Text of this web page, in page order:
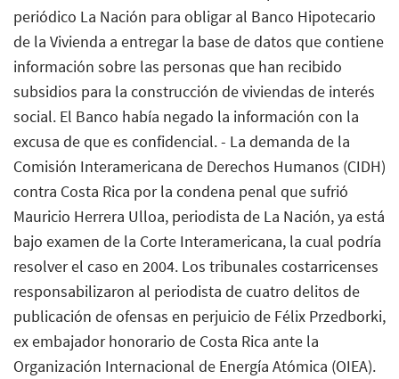
periódico La Nación para obligar al Banco Hipotecario
de la Vivienda a entregar la base de datos que contiene
información sobre las personas que han recibido
subsidios para la construcción de viviendas de interés
social. El Banco había negado la información con la
excusa de que es confidencial. - La demanda de la
Comisión Interamericana de Derechos Humanos (CIDH)
contra Costa Rica por la condena penal que sufrió
Mauricio Herrera Ulloa, periodista de La Nación, ya está
bajo examen de la Corte Interamericana, la cual podría
resolver el caso en 2004. Los tribunales costarricenses
responsabilizaron al periodista de cuatro delitos de
publicación de ofensas en perjuicio de Félix Przedborki,
ex embajador honorario de Costa Rica ante la
Organización Internacional de Energía Atómica (OIEA).